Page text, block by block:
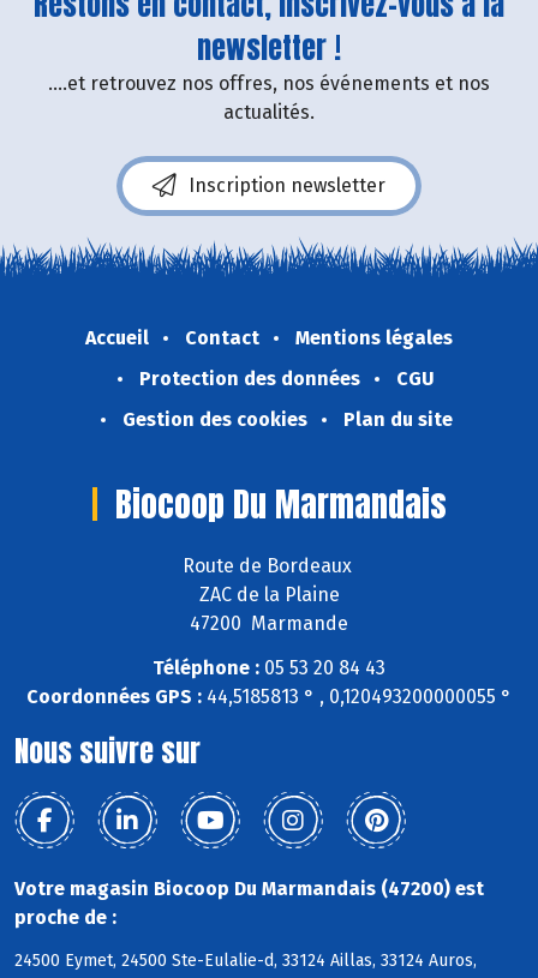
newsletter !
....et retrouvez nos offres, nos événements et nos
actualités.
Inscription newsletter
Accueil Contact
Mentions légales
Protection des données
CGU
Gestion des cookies
Plan du site
Biocoop Du Marmandais
Route de Bordeaux
ZAC de la Plaine
47200 Marmande
Téléphone : 05 53 20 84 43
Coordonnées GPS : 44,5185813 ° , 0,120493200000055 °
Nous suivre sur
Votre magasin Biocoop Du Marmandais (47200) est
proche de :
24500 Eymet, 24500 Ste-Eulalie-d, 33124 Aillas, 33124 Auros,